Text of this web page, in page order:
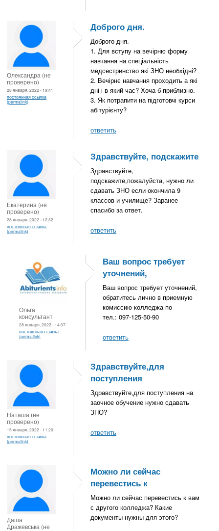
Олександра (не
проверено)
28 января, 2022 - 19:41
постоянная ссылка
(permalink)
Доброго дня.
Доброго дня.
1. Для вступу на вечірню форму
навчання на спеціальність
медсестринство які ЗНО необхідні?
2. Вечірнє навчання проходить а які
дні і в який час? Хоча б приблизно.
3. Як потрапити на підготовчі курси
абітурієнту?
ответить
Екатерина (не
проверено)
28 января, 2022 - 12:32
постоянная ссылка
(permalink)
Здравствуйте, подскажите
Здравствуйте,
подскажите,пожалуйста, нужно ли
сдавать ЗНО если окончила 9
классов и училище? Заранее
спасибо за ответ.
ответить
Ольга
консультант
28 января, 2022 - 14:37
постоянная ссылка
(permalink)
Ваш вопрос требует
уточнений,
Ваш вопрос требует уточнений,
обратитесь лично в приемную
комиссию колледжа по
тел.: 097-125-50-90
ответить
Наташа (не
проверено)
15 января, 2022 - 11:20
постоянная ссылка
(permalink)
Здравствуйте,для
поступления
Здравствуйте,для поступления на
заочное обучение нужно сдавать
ЗНО?
ответить
Даша
Дражевська (не
Можно ли сейчас
перевестись к
Можно ли сейчас перевестись к вам
с другого колледжа? Какие
документы нужны для этого?